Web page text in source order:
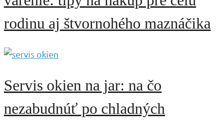
rodinu aj štvornohého maznáčika
Servis okien na jar: na čo
nezabudnúť po chladných